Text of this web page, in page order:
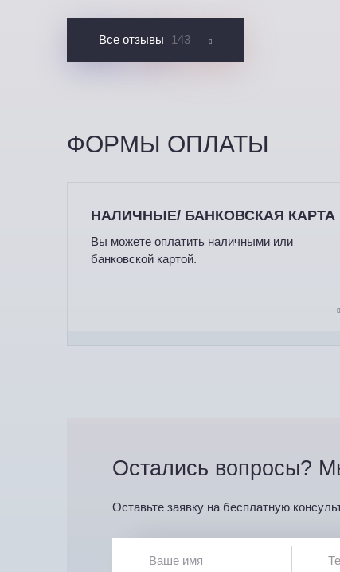
Все отзывы 143
ФОРМЫ ОПЛАТЫ
НАЛИЧНЫЕ/ БАНКОВСКАЯ КАРТА
Вы можете оплатить наличными или
банковской картой.
Остались вопросы?
Оставьте заявку на бесплатную